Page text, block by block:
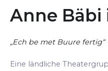
Anne Bäbi
„Ech be met Buure fertig“
Eine ländliche